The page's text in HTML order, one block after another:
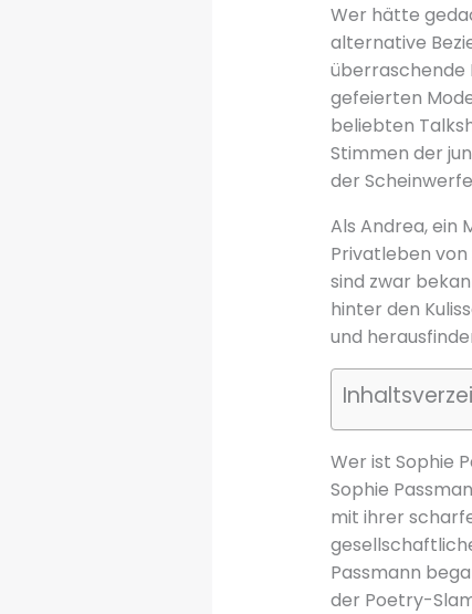
Wer hätte
alternative
überraschende
gefeierten
beliebten
Stimmen der
der
Als Andrea, ein
Privatleben
sind zwar
hinter den
und
Wer ist Sophie
Sophie
mit ihrer
Passmann
der Poetry-